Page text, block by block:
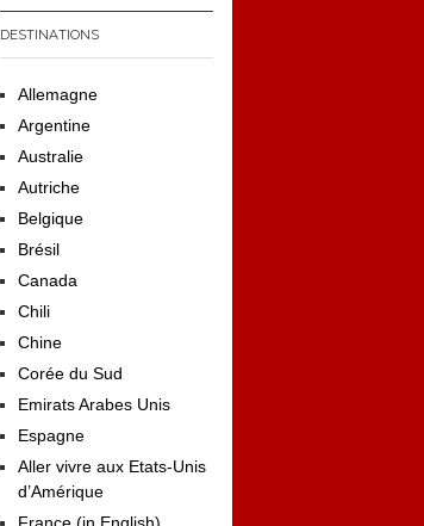
DESTINATIONS
Allemagne
Argentine
Australie
Autriche
Belgique
Brésil
Canada
Chili
Chine
Corée du Sud
Emirats Arabes Unis
Espagne
Aller vivre aux Etats-Unis
d’Amérique